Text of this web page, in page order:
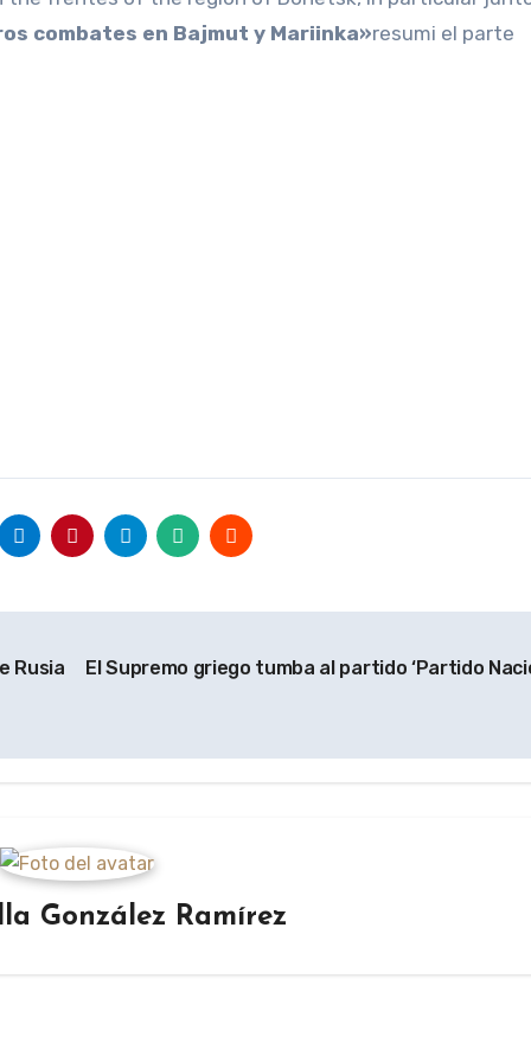
combates en Bajmut y Mariinka»resumi el parte
Rusia El Supremo griego tumba al partido ‘Partido
González Ramírez